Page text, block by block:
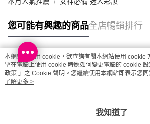
您可能有興趣的商品全店暢銷排行
熱門標籤
熱銷排行
本網站中使用 cookie，欲查詢有關本網站使用 cookie
望在電腦上使用 cookie 時應如何變更電腦的 cookie 設
政策 」之 Cookie 聲明。您繼續使用本網站即表示您
條款之 Cookie 聲明使用 cookie。
了解更多 >
我知道了